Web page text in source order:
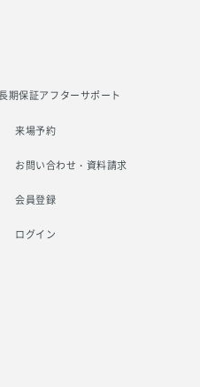
期保証アフターサポート
来場予約
お問い合わせ・資料請求
会員登録
ログイン